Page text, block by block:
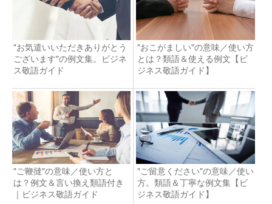
"お気遣いいただきありがとう
ございます"の例文集。ビジネ
ス敬語ガイド
"おこがましい"の意味／使い方
とは？類語＆使える例文【ビ
ジネス敬語ガイド】
"ご鞭撻"の意味／使い方と
は？例文＆言い換え類語付き
｜ビジネス敬語ガイド
"ご留意ください"の意味／使い
方。類語＆丁寧な例文集【ビ
ジネス敬語ガイド】